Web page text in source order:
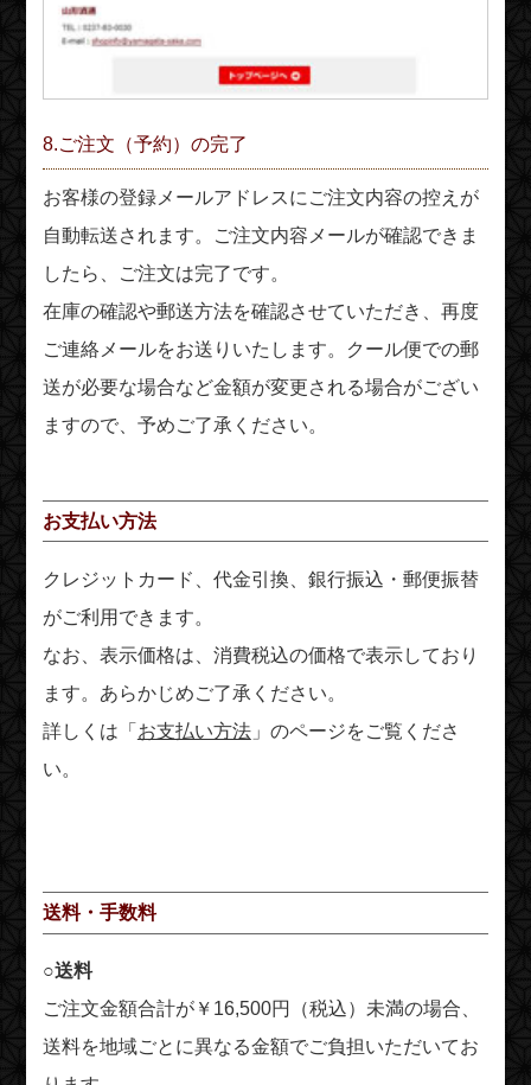
8.ご注文（予約）の完了
お客様の登録メールアドレスにご注文内容の控えが
自動転送されます。ご注文内容メールが確認できま
したら、ご注文は完了です。
在庫の確認や郵送方法を確認させていただき、再度
ご連絡メールをお送りいたします。クール便での郵
送が必要な場合など金額が変更される場合がござい
ますので、予めご了承ください。
お支払い方法
クレジットカード、代金引換、銀行振込・郵便振替
がご利用できます。
なお、表示価格は、消費税込の価格で表示しており
ます。あらかじめご了承ください。
詳しくは「 お支払い方法」のページをご覧くださ
い。
送料・手数料
○送料
ご注文金額合計が￥16,500円（税込）未満の場合、
送料を地域ごとに異なる金額でご負担いただいてお